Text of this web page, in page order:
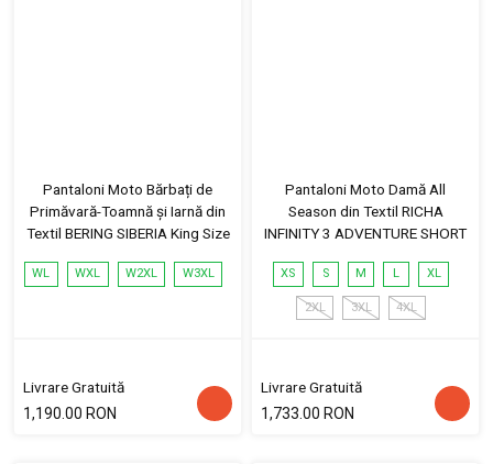
Pantaloni Moto Bărbați de
Primăvară-Toamnă și Iarnă din
Textil BERING SIBERIA King Size
WL WXL W2XL W3XL
Livrare Gratuită
1,190.00 RON
Pantaloni Moto Damă All
Season din Textil RICHA
INFINITY 3 ADVENTURE SHORT
XS S M L XL
2XL 3XL 4XL
Livrare Gratuită
1,733.00 RON